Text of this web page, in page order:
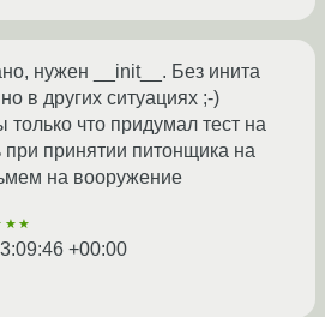
нужен __init__. Без инита
в других ситуациях ;-)
что придумал тест на
при принятии питонщика на
на вооружение
+00:00